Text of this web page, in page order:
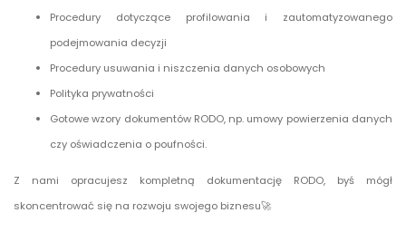
Procedury dotyczące profilowania i zautomatyzowanego
podejmowania decyzji
Procedury usuwania i niszczenia danych osobowych
Polityka prywatności
Gotowe wzory dokumentów RODO, np. umowy powierzenia danych
czy oświadczenia o poufności.
Z nami opracujesz kompletną dokumentację RODO, byś mógł
skoncentrować się na rozwoju swojego biznesu🚀